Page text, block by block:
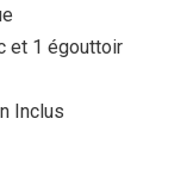
et 1 égouttoir
Inclus